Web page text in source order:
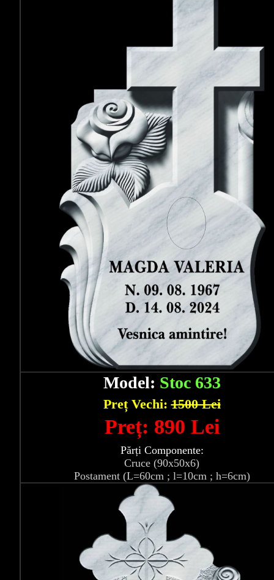
Model: Stoc 633
Preț Vechi:1500 Lei
Preț: 890 Lei
Părți Componente:
Cruce (90x50x6)
Postament (L=60cm ; l=10cm ; h=6cm)